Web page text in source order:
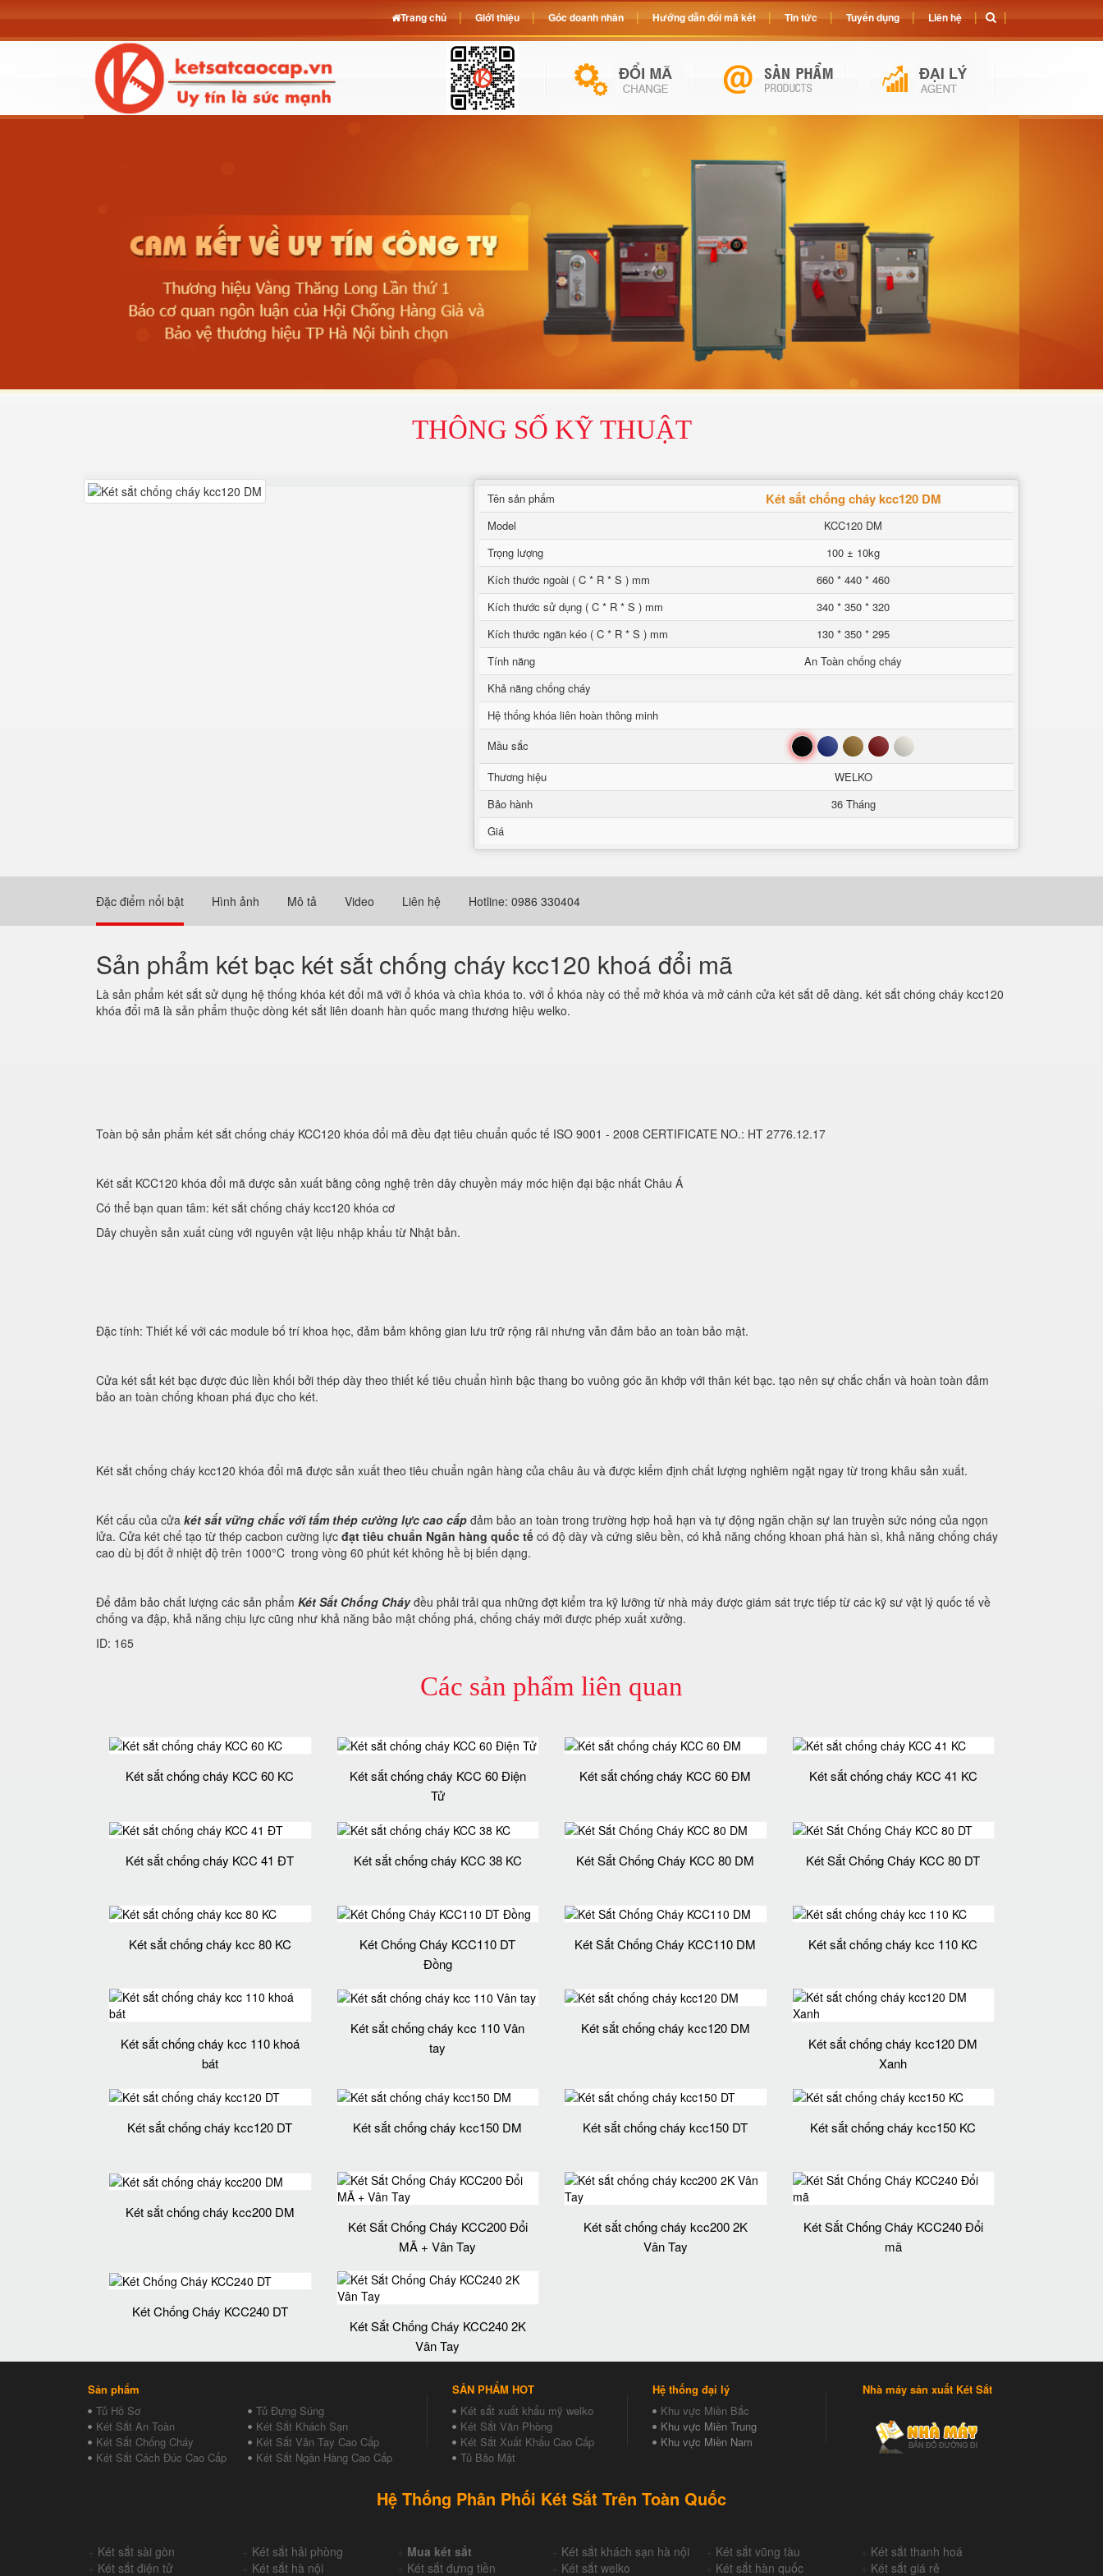
THÔNG SỐ KỸ THUẬT
Tên sản phẩm Két sắt chống cháy kcc120 DM
Model
KCC120 DM
Trọng lượng
100 ± 10kg
Kích thước ngoài ( C * R * S ) mm
660 * 440 * 460
Kích thước sử dụng ( C * R * S ) mm
340 * 350 * 320
Kích thước ngăn kéo ( C * R * S ) mm
130 * 350 * 295
Tính năng
An Toàn chống cháy
Khả năng chống cháy
Hệ thống khóa liên hoàn thông minh
Mầu sắc
Đen Xanh Nâu Đỏ Trắng
Thương hiệu
WELKO
Bảo hành
36 Tháng
Giá
Đặc điểm nổi bật Hình ảnh Mô tả Video Liên hệ Hotline: 0986 330404
Sản phẩm két bạc két sắt chống cháy kcc120 khoá đổi mã
Là sản phẩm két sắt sử dụng hệ thống khóa két đổi mã với ổ khóa và chìa khóa to. với ổ khóa này có thể mở khóa và mở cánh cửa két sắt dễ dàng. két sắt chóng cháy kcc120
khóa đổi mã là sản phẩm thuộc dòng két sắt liên doanh hàn quốc mang thương hiệu welko.
Toàn bộ sản phẩm két sắt chống cháy KCC120 khóa đổi mã đều đạt tiêu chuẩn quốc tế ISO 9001 - 2008 CERTIFICATE NO.: HT 2776.12.17
Két sắt KCC120 khóa đổi mã được sản xuất bằng công nghệ trên dây chuyền máy móc hiện đại bậc nhất Châu Á
Có thể bạn quan tâm: két sắt chống cháy kcc120 khóa cơ
Dây chuyền sản xuất cùng với nguyên vật liệu nhập khẩu từ Nhật bản.
Đặc tính: Thiết kế với các module bố trí khoa học, đảm bảm không gian lưu trữ rộng rãi nhưng vẫn đảm bảo an toàn bảo mật.
Cửa két sắt két bạc được đúc liền khối bởi thép dày theo thiết kế tiêu chuẩn hình bậc thang bo vuông góc ăn khớp với thân két bạc. tạo nên sự chắc chắn và hoàn toàn đảm
bảo an toàn chống khoan phá đục cho két.
Két sắt chống cháy kcc120 khóa đổi mã được sản xuất theo tiêu chuẩn ngân hàng của châu âu và được kiểm định chất lượng nghiêm ngặt ngay từ trong khâu sản xuất.
Kết cấu của cửa két sắt vững chắc với tấm thép cường lực cao cấp đảm bảo an toàn trong trường hợp hoả hạn và tự động ngăn chặn sự lan truyền sức nóng của ngọn
lửa. Cửa két chế tạo từ thép cacbon cường lực đạt tiêu chuẩn Ngân hàng quốc tế có độ dày và cứng siêu bền, có khả năng chống khoan phá hàn sì, khả năng chống cháy
cao dù bị đốt ở nhiệt độ trên 1000°C trong vòng 60 phút két không hề bị biến dạng.
Để đảm bảo chất lượng các sản phẩm Két Sắt Chống Cháyđều phải trải qua những đợt kiểm tra kỹ lưỡng từ nhà máy được giám sát trực tiếp từ các kỹ sư vật lý quốc tế về
chống va đập, khả năng chịu lực cũng như khả năng bảo mật chống phá, chống cháy mới được phép xuất xưởng.
ID: 165
Các sản phẩm liên quan
Két sắt chống cháy KCC 60 KC
Két sắt chống cháy KCC 60 Điện
Tử
Két sắt chống cháy KCC 60 ĐM Két sắt chống cháy KCC 41 KC
Két sắt chống cháy KCC 41 ĐT Két sắt chống cháy KCC 38 KC Két Sắt Chống Cháy KCC 80 DM Két Sắt Chống Cháy KCC 80 DT
Két sắt chống cháy kcc 80 KC
Két Chống Cháy KCC110 DT
Đồng
Két Sắt Chống Cháy KCC110 DM Két sắt chống cháy kcc 110 KC
Két sắt chống cháy kcc 110 khoá
bát
Két sắt chống cháy kcc 110 Vân
tay
Két sắt chống cháy kcc120 DM
Két sắt chống cháy kcc120 DM
Xanh
Két sắt chống cháy kcc120 DT Két sắt chống cháy kcc150 DM Két sắt chống cháy kcc150 DT Két sắt chống cháy kcc150 KC
Két sắt chống cháy kcc200 DM
Két Sắt Chống Cháy KCC200 Đổi
MÃ + Vân Tay
Két sắt chống cháy kcc200 2K
Vân Tay
Két Sắt Chống Cháy KCC240 Đổi
mã
Két Chống Cháy KCC240 DT
Két Sắt Chống Cháy KCC240 2K
Vân Tay
Sản phẩm
Tủ Hồ Sơ
Tủ Đựng Súng
Két Sắt An Toàn
Két Sắt Khách Sạn
Két Sắt Chống Cháy
Két Sắt Vân Tay Cao Cấp
Két Sắt Cách Đúc Cao Cấp
Két Sắt Ngân Hàng Cao Cấp
SẢN PHẨM HOT
Két sắt xuất khẩu mỹ welko
Két Sắt Văn Phòng
Két Sắt Xuất Khẩu Cao Cấp
Tủ Bảo Mật
Hệ thống đại lý
Khu vực Miền Bắc
Khu vực Miền Trung
Khu vực Miền Nam
Nhà máy sản xuất Két Sắt
Hệ Thống Phân Phối Két Sắt Trên Toàn Quốc
Két sắt sài gòn Két sắt hải phòng Mua két sắt Két sắt khách sạn hà nội Két sắt vũng tàu
Két sắt thanh hoá
Két sắt điện tử Két sắt hà nội Két sắt đựng tiền Két sắt welko Két sắt hàn quốc Két sắt giá rẻ
Trang chủ Giới thiệu Góc doanh nhân Hướng dẫn đổi mã két Tin tức Tuyển dụng Liên hệ